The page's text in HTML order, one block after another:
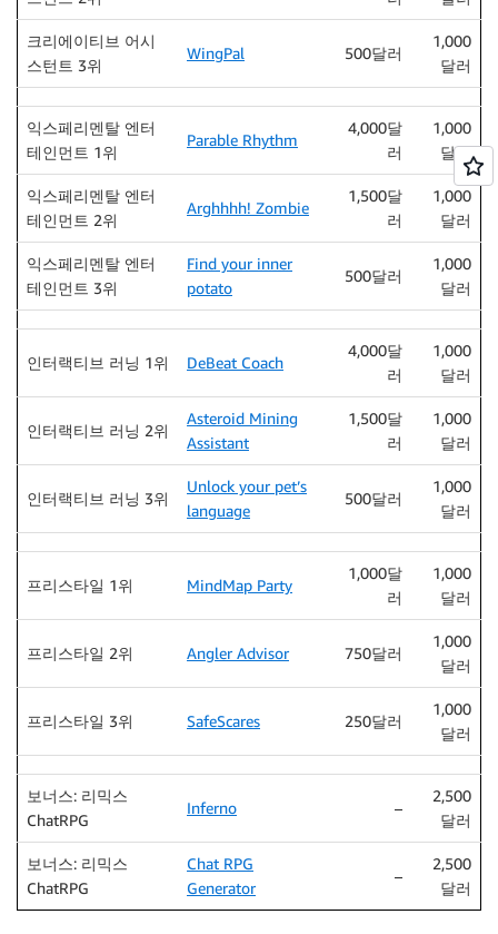
크리에이티브 어시
스턴트 3위
WingPal 500달러
1,000
달러
익스페리멘탈 엔터
테인먼트 1위
Parable Rhythm
4,000달
러
1,000
달러
익스페리멘탈 엔터
테인먼트 2위
Arghhhh! Zombie
1,500달
러
1,000
달러
익스페리멘탈 엔터
테인먼트 3위
Find your inner
potato
500달러
1,000
달러
인터랙티브 러닝 1위 DeBeat Coach
4,000달
러
1,000
달러
인터랙티브 러닝 2위
Asteroid Mining
Assistant
1,500달
러
1,000
달러
인터랙티브 러닝 3위
Unlock your pet’s
language
500달러
1,000
달러
프리스타일 1위 MindMap Party
1,000달
러
1,000
달러
프리스타일 2위 Angler Advisor 750달러
1,000
달러
프리스타일 3위 SafeScares 250달러
1,000
달러
보너스: 리믹스
ChatRPG
Inferno –
2,500
달러
보너스: 리믹스
ChatRPG
Chat RPG
Generator
–
2,500
달러